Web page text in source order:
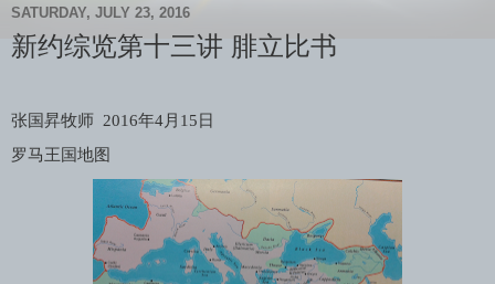
SATURDAY, JULY 23, 2016
新约综览第十三讲 腓立比书
张国昇牧师 2016年4月 15 日
罗马王国地图